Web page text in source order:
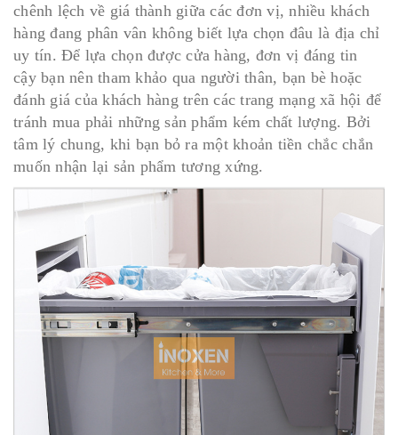
chênh lệch về giá thành giữa các đơn vị, nhiều khách
hàng đang phân vân không biết lựa chọn đâu là địa chỉ
uy tín. Để lựa chọn được cửa hàng, đơn vị đáng tin
cậy bạn nên tham khảo qua người thân, bạn bè hoặc
đánh giá của khách hàng trên các trang mạng xã hội để
tránh mua phải những sản phẩm kém chất lượng. Bởi
tâm lý chung, khi bạn bỏ ra một khoản tiền chắc chắn
muốn nhận lại sản phẩm tương xứng.